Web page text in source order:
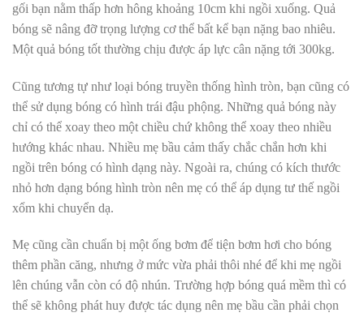
gối bạn nằm thấp hơn hông khoảng 10cm khi ngồi xuống. Quả
bóng sẽ nâng đỡ trọng lượng cơ thể bất kể bạn nặng bao nhiêu.
Một quả bóng tốt thường chịu được áp lực cân nặng tới 300kg.
Cũng tương tự như loại bóng truyền thống hình tròn, bạn cũng có
thể sử dụng bóng có hình trái đậu phộng. Những quả bóng này
chỉ có thể xoay theo một chiều chứ không thể xoay theo nhiều
hướng khác nhau. Nhiều mẹ bầu cảm thấy chắc chắn hơn khi
ngồi trên bóng có hình dạng này. Ngoài ra, chúng có kích thước
nhỏ hơn dạng bóng hình tròn nên mẹ có thể áp dụng tư thế ngồi
xổm khi chuyển dạ.
Mẹ cũng cần chuẩn bị một ống bơm để tiện bơm hơi cho bóng
thêm phần căng, nhưng ở mức vừa phải thôi nhé để khi mẹ ngồi
lên chúng vẫn còn có độ nhún. Trường hợp bóng quá mềm thì có
thể sẽ không phát huy được tác dụng nên mẹ bầu cần phải chọn